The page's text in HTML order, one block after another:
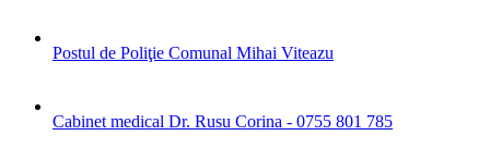
Postul de Poliţie Comunal Mihai Viteazu
Cabinet medical Dr. Rusu Corina - 0755 801 785